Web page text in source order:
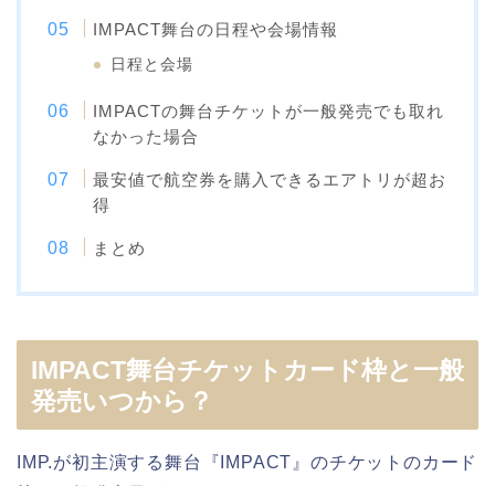
IMPACT舞台の日程や会場情報
日程と会場
IMPACTの舞台チケットが一般発売でも取れ
なかった場合
最安値で航空券を購入できるエアトリが超お
得
まとめ
IMPACT舞台チケットカード枠と一般
発売いつから？
IMP.が初主演する舞台『IMPACT』のチケットのカード